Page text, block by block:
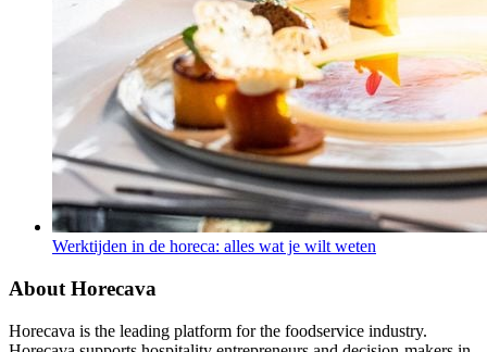
Werktijden in de horeca: alles wat je wilt weten
About Horecava
Horecava is the leading platform for the foodservice industry.